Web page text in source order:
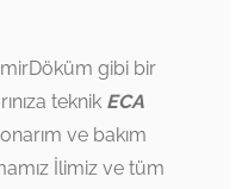
gibi bir
teknik ECA
ve bakım
İlimiz ve tüm